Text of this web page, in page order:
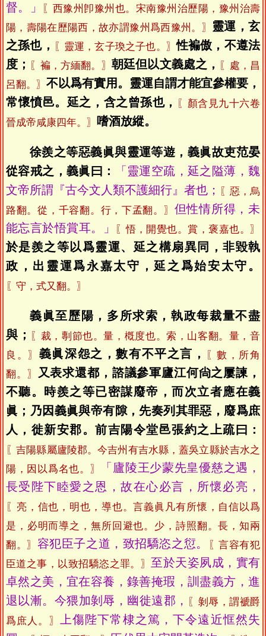
督。」
〖西豫州卽豫州也。宋南豫州治歷陽，豫州治壽
陽，壽陽在歷陽西，故亦謂豫州爲西豫州。〗
靈運，玄
之孫也，
〖靈運，玄子瑍之子也。〗性褊傲，不遵法
度；
〖褊，方緬翻。〗 朝廷但以文義處之，
〖處，昌
呂翻。〗 不以爲有實用。靈運自謂才能宜參權要，
常懷憤邑。延之，含之曾孫也，
〖顏含見九十六卷
晉成帝咸康四年。〗
嗜酒放縱。
徐羨之等惡義眞與靈運等遊，義眞故吏范晏
從容戒之，義眞曰：
「靈運空疏，延之隘薄，魏
文帝所謂『古今文人類不護細行』者也；
〖惡，烏
路翻。從，千容翻。行，下孟翻。〗 但性情所得，未
能忘言於悟賞耳。」
〖悟，開覺也。賞，褒嘉也。〗
於是羨之等以爲靈運、延之構扇異同，非毀執
政，出靈運爲永嘉太守，延之爲始安太守。
〖守，式又翻。〗
義眞至歷陽，多所求索，執政每裁量不盡
與；
〖裁，剸節也。量，槪度也。索，山客翻。量，音
良。〗 義眞深怨之，數有不平之言，
〖數，所角
翻。〗
又表求還都，諮議參軍廬江何尙之屢諫，
不聽。時羨之等已密謀廢帝，而次立者應在義
眞；乃因義眞與帝有隙，先奏列其罪惡，廢爲庶
人，徙新安郡。前吉陽令堂邑張約之上疏曰：
〖吉陽縣屬廬陵郡。今吉州有吉水縣，蓋吳立縣於吉水之
陽，因以爲名也。〗
「廬陵王少蒙先皇優慈之遇，
長受陛下睦愛之恩，故在心必言，所懷必亮，
〖亮，信也，明也，導也。言義眞凡有所懷，自信以爲
是，必明而導之，無所回避也。少，詩照翻。長，知兩
翻。〗 容犯臣子之道，致招驕恣之愆。
〖言容有犯
臣道之事，以致招驕恣之罪。〗至於天姿夙成，實有
卓然之美，宜在容養，錄善掩瑕，訓盡義方，進
退以漸。今猥加剝辱，幽徙遠郡，
〖剝辱，謂褫爵
爲庶人。〗
上傷陛下常棣之篤，下令遠近恇然失